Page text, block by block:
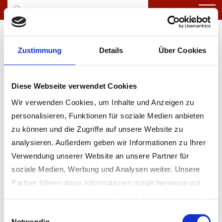
Zustimmung Details Über Cookies
Diese Webseite verwendet Cookies
Wir verwenden Cookies, um Inhalte und Anzeigen zu
personalisieren, Funktionen für soziale Medien anbieten
zu können und die Zugriffe auf unsere Website zu
analysieren. Außerdem geben wir Informationen zu Ihrer
Verwendung unserer Website an unsere Partner für
soziale Medien, Werbung und Analysen weiter. Unsere
Partner führen diese Informationen möglicherweise mit